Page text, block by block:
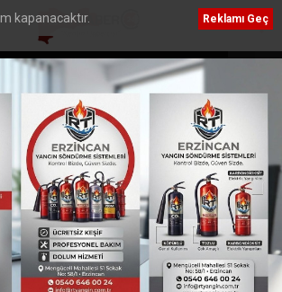
Defterdar Özdemir’den Borçlu Mükelleflere Çağrı:
“Son Gün 31 Ağustos”
Üreticiye
Uyarısı
artıran yoğun yağışlar,
olumsuz etkilemeye devam
hububat ve meyve üreticileri,
kapanacaktır. Reklamı Geç